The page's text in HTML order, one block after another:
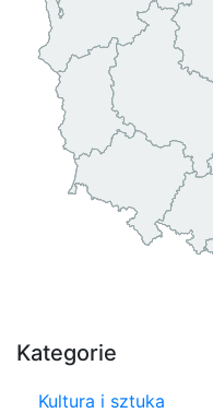
Kategorie
Kultura i sztuka